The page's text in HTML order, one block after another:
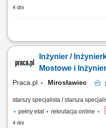
4 dni
Twoje przyszłe zadania:‎
mostowej,‎ przygotowywanie
końcowych, weryfikacja
Inżynier /
Mostowe i
Praca.pl Mirosławiec
starszy specjalista / starsza
pełny etat
rekrutacja online
4 dni